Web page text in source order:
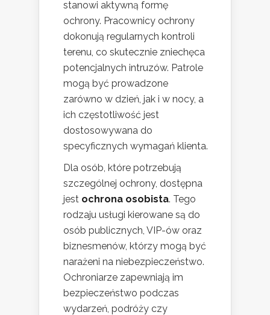
stanowi aktywną formę
ochrony. Pracownicy ochrony
dokonują regularnych kontroli
terenu, co skutecznie zniechęca
potencjalnych intruzów. Patrole
mogą być prowadzone
zarówno w dzień, jak i w nocy, a
ich częstotliwość jest
dostosowywana do
specyficznych wymagań klienta.
Dla osób, które potrzebują
szczególnej ochrony, dostępna
jest ochrona osobista. Tego
rodzaju usługi kierowane są do
osób publicznych, VIP-ów oraz
biznesmenów, którzy mogą być
narażeni na niebezpieczeństwo.
Ochroniarze zapewniają im
bezpieczeństwo podczas
wydarzeń, podróży czy